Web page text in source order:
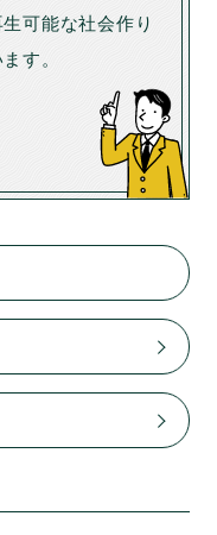
可能な社会作り
す。